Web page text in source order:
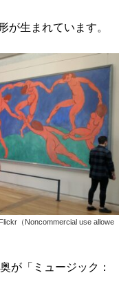
生まれています。
（Noncommercial use allowe
が「ミュージック：